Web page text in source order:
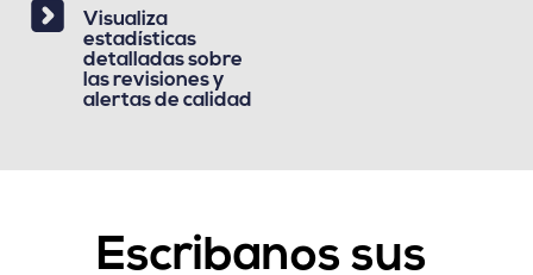
Visualiza
estadísticas
detalladas sobre
las revisiones y
alertas de calidad
Escribanos sus